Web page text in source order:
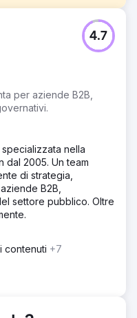
di bici da strada,
inclusi modelli
di carburante. Il
presenza e le vendite
online nel
pagina, analisi della
consigli UI/UX,
di collegamenti di
per migliorare la
risultati eccezionali
del 500% nel
chiave classificate
del 72% dei clic e un
per aziende B2B,
4.7
nella
dal 2005. Un team
di strategia,
B2B,
settore pubblico. Oltre
contenuti +7